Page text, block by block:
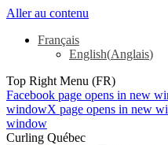
Aller au contenu
Français
English(Anglais)
Top Right Menu (FR)
Facebook page opens in new
windowX page opens in new
window
Curling Québec